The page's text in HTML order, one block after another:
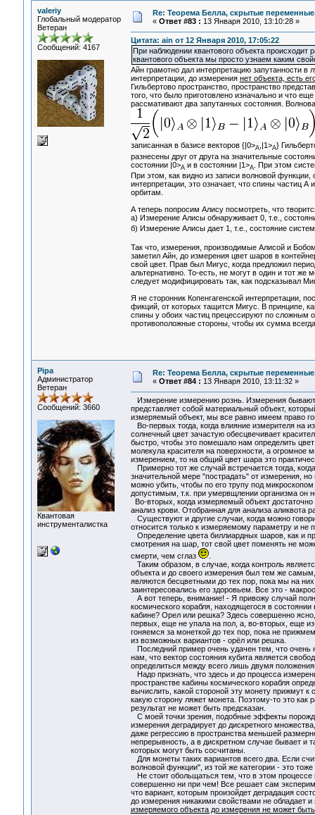
valeriy
Глобальный модератор
Ветеран
Сообщений: 4167
Re: Теорема Белла, скрытые
« Ответ #83 : 13 Января 2010, 13:10:28 »
Цитата: ain от 12 Января 2010, 17:05:22
При наблюдении квантового объекта
квантового объекта мы просто узнаем каким
Айн грамотно дал интерпретацию запутанности
интерпретации, до измерения нет объекта, есть
Гильбертово пространство, пространство
того, что было приготовлено изначально и что
рассмативают два запутанных состояния.
записанная в базисе векторов {|0>A ,|1>A}
разнесены друг от друга на значительные
состоянии |0>A и в состоянии |1>A . При этом
При этом, как видно из записи волновой
интерпретации, это означает, что спины частиц
орбитам.
А теперь попросим Алису посмотреть, что
а) Измерение Алисы обнаруживает 0, т.е.,
б) Измерение Алисы дает 1, т.е., состояние
Так что, измерения, производимые Алисой и
заметил Айн, до измерения цвет шаров в
свой цвет. Прав был Мигус, когда предложил
альтернативно. То-есть, не могут в один и тот
следует модифицировать так, как подсказывал
Я не сторонник Копенгагенской интерпретации,
фикций, от которых тащится Мигус. В принципе,
спины у обоих частиц прецессируют по сложным
противоположные стороны, чтобы их сумма
Pipa
Администратор
Ветеран
Сообщений: 3660
Квантовая
инструменталистка
Re: Теорема Белла, скрытые
« Ответ #84 : 13 Января 2010, 13:11:32 »
Измерение измерению рознь. Измерения
представляет собой материальный объект,
измеряемый объект, мы все равно имеем право
Во-первых тогда, когда влияние измерителя на
солнечный цвет зачастую обесцвечивает
быстро, чтобы это помешало нам определить
молекула красителя на поверхности, а огромное
измерением, то на общий цвет шара это
Примерно тот же случай встречается тогда,
значительной мере "пострадать" от измерения,
можно убить, чтобы по его трупу под
допустимым, т.к. при умервщлении организма он
Во-вторых, когда измеряемый объект
анализ крови. Отобранная для анализа аликвота
Существуют и другие случаи, когда можно
относится только к измеряемому параметру и не
Определение цвета биллиардных шаров, как и
смотрения на шар, тот свой цвет поменять не
смерти, чем сглаз
.
Таким образом, в случае, когда контроль
объекта и до своего измерения был тем же
являются бесцветными до тех пор, пока мы на
заинтересовались его здоровьем. Все это -
А вот теперь, внимание! - Я привожу случай
космического корабля, находящегося в
кабине? Орел или решка? Здесь совершенно
первых, еще не упала на пол, а, во-вторых, еще
гоняемся за монеткой до тех пор, пока не
из возможных вариантов - орёл или решка.
Последний пример очень удачен тем, что
нам, что вектор состояния кубита является
определиться между всего лишь двумя
Надо признать, что здесь и до процесса
пространстве кабины космического корабля
вычислить, какой стороной эту монету прижмут к
какую сторону ляжет монета. Поэтому-то это как
результат не может быть предсказан.
С моей точки зрения, подобные эффекты
измерения деградирует до дискретного
даже регрессию в пространства меньшей
непрерывность, а в дискретном случае бывает и
которых могут быть сосчитаны.
Для монеты таких вариантов всего два. Если
волновой функции", из той же категории - это
Не стоит обольщаться тем, что в этом
совершенно ни при чем! Все решает сам
что вариант, которым произойдет деградация
до измерения никакими свойствами не
измеряемого объекта до измерения не может